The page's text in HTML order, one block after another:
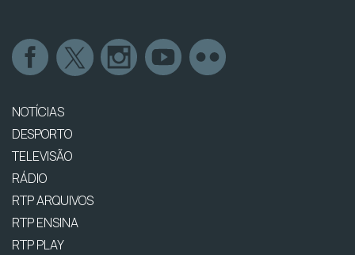
NOTÍCIAS
DESPORTO
TELEVISÃO
RÁDIO
RTP ARQUIVOS
RTP ENSINA
RTP PLAY